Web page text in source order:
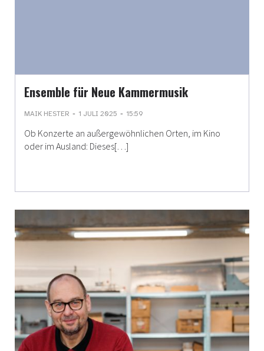
Ensemble für Neue Kammermusik
MAIK HESTER - 1 JULI 2025 - 15:59
Ob Konzerte an außergewöhnlichen Orten, im Kino
oder im Ausland: Dieses[…]